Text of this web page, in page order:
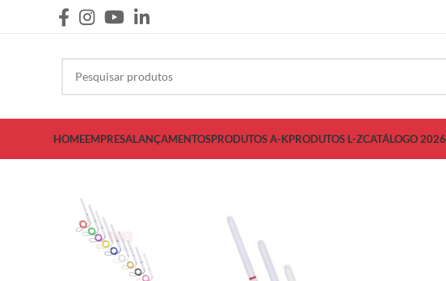
HOMEEMPRESALANÇAMENTOSPRODUTOS A-KPRODUTOS L-ZCATÁLOGO 2026